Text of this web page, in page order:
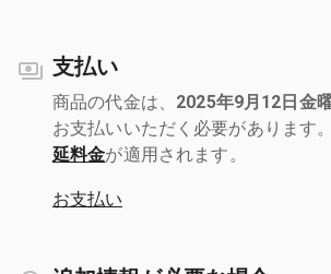
支払い
商品の代金は、 2025年9月12日金
お支払いいただく必要があります
延料金が適用されます。
お支払い